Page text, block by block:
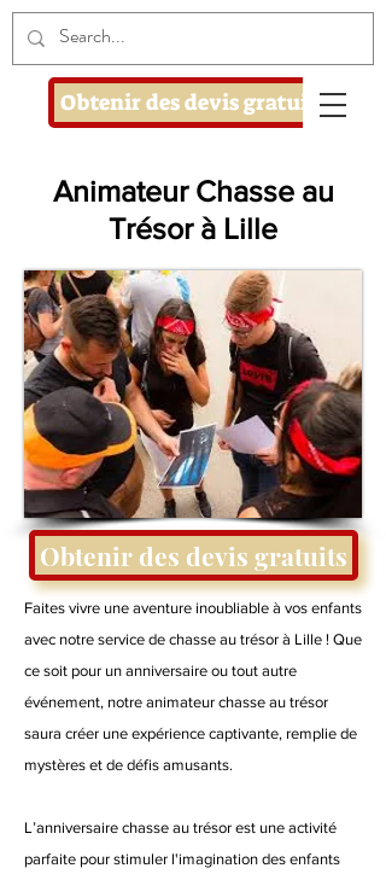
Obtenir des devis gratuits
Animateur Chasse au
Trésor à Lille
Obtenir des devis gratuits
Faites vivre une aventure inoubliable à vos enfants
avec notre service de chasse au trésor à Lille ! Que
ce soit pour un anniversaire ou tout autre
événement, notre animateur chasse au trésor
saura créer une expérience captivante, remplie de
mystères et de défis amusants.
L’anniversaire chasse au trésor est une activité
parfaite pour stimuler l'imagination des enfants